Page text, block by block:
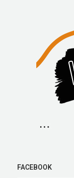
FACEBOOK